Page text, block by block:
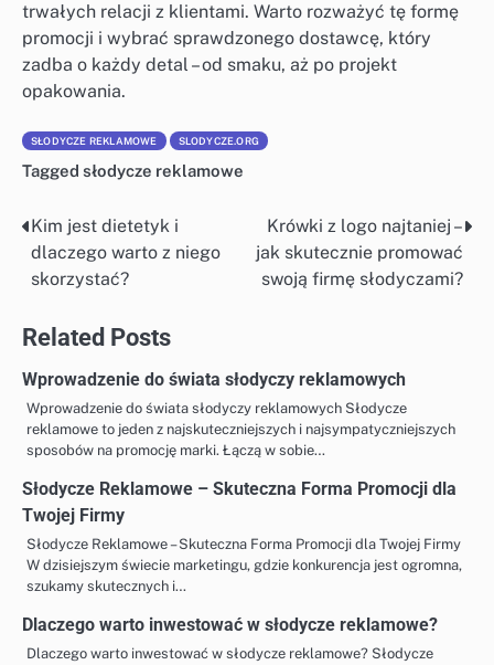
trwałych relacji z klientami. Warto rozważyć tę formę
promocji i wybrać sprawdzonego dostawcę, który
zadba o każdy detal – od smaku, aż po projekt
opakowania.
SŁODYCZE REKLAMOWE SLODYCZE.ORG
Tagged słodycze reklamowe
Nawigacja
wpisu
Kim jest dietetyk i
dlaczego warto z niego
skorzystać?
Krówki z logo najtaniej –
jak skutecznie promować
swoją firmę słodyczami?
Related Posts
Wprowadzenie do świata słodyczy reklamowych
Wprowadzenie do świata słodyczy reklamowych Słodycze
reklamowe to jeden z najskuteczniejszych i najsympatyczniejszych
sposobów na promocję marki. Łączą w sobie…
Słodycze Reklamowe – Skuteczna Forma Promocji dla
Twojej Firmy
Słodycze Reklamowe – Skuteczna Forma Promocji dla Twojej Firmy
W dzisiejszym świecie marketingu, gdzie konkurencja jest ogromna,
szukamy skutecznych i…
Dlaczego warto inwestować w słodycze reklamowe?
Dlaczego warto inwestować w słodycze reklamowe? Słodycze